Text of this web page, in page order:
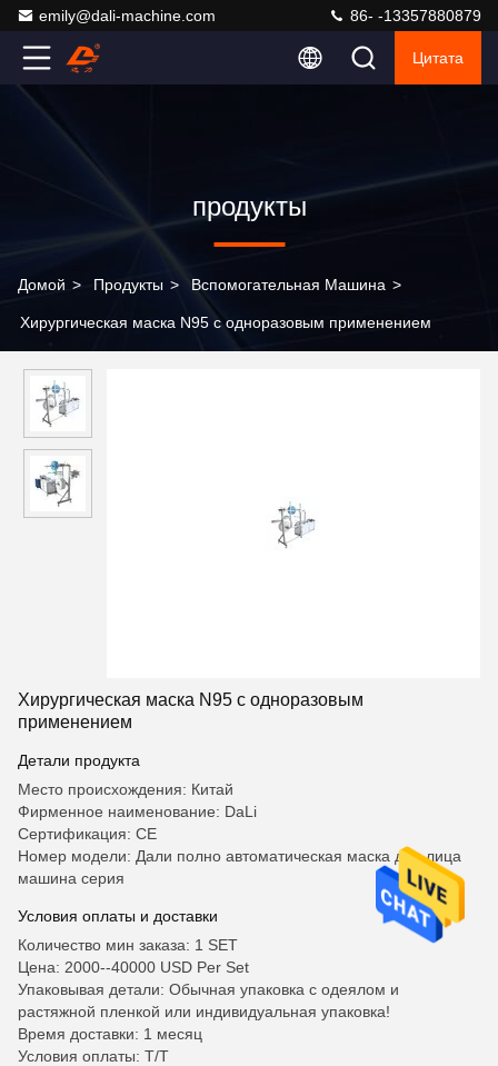
emily@dali-machine.com 86- -13357880879
Цитата
продукты
Домой > Продукты > Вспомогательная Машина >
Хирургическая маска N95 с одноразовым применением
Хирургическая маска N95 с одноразовым
применением
Детали продукта
Место происхождения: Китай
Фирменное наименование: DaLi
Сертификация: CE
Номер модели: Дали полно автоматическая маска для лица
машина серия
Условия оплаты и доставки
Количество мин заказа: 1 SET
Цена: 2000--40000 USD Per Set
Упаковывая детали: Обычная упаковка с одеялом и
растяжной пленкой или индивидуальная упаковка!
Время доставки: 1 месяц
Условия оплаты: T/T